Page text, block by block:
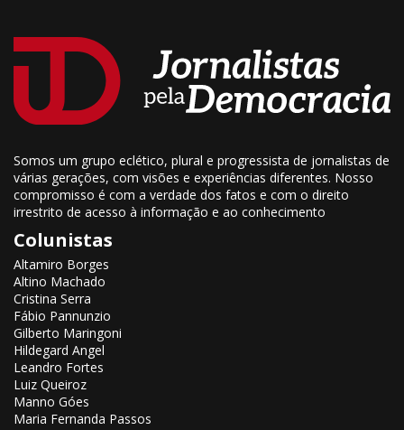
Somos um grupo eclético, plural e progressista de jornalistas de
várias gerações, com visões e experiências diferentes. Nosso
compromisso é com a verdade dos fatos e com o direito
irrestrito de acesso à informação e ao conhecimento
Colunistas
Altamiro Borges
Altino Machado
Cristina Serra
Fábio Pannunzio
Gilberto Maringoni
Hildegard Angel
Leandro Fortes
Luiz Queiroz
Manno Góes
Maria Fernanda Passos